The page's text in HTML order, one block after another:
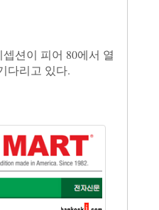
션이 피어 80에서 열
다리고 있다.